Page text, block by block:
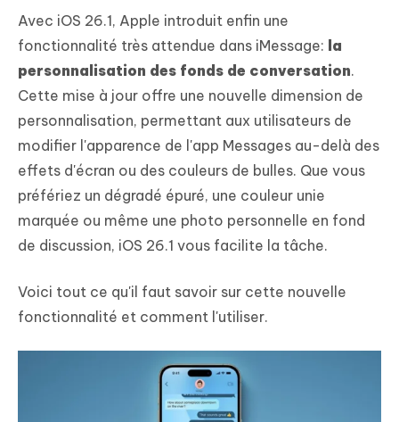
iAnyGo
Avec iOS 26.1, Apple introduit enfin une
fonctionnalité très attendue dans iMessage: la
personnalisation des fonds de conversation.
Cette mise à jour offre une nouvelle dimension de
personnalisation, permettant aux utilisateurs de
modifier l'apparence de l'app Messages au-delà des
effets d'écran ou des couleurs de bulles. Que vous
préfériez un dégradé épuré, une couleur unie
marquée ou même une photo personnelle en fond
de discussion, iOS 26.1 vous facilite la tâche.
Voici tout ce qu'il faut savoir sur cette nouvelle
fonctionnalité et comment l'utiliser.